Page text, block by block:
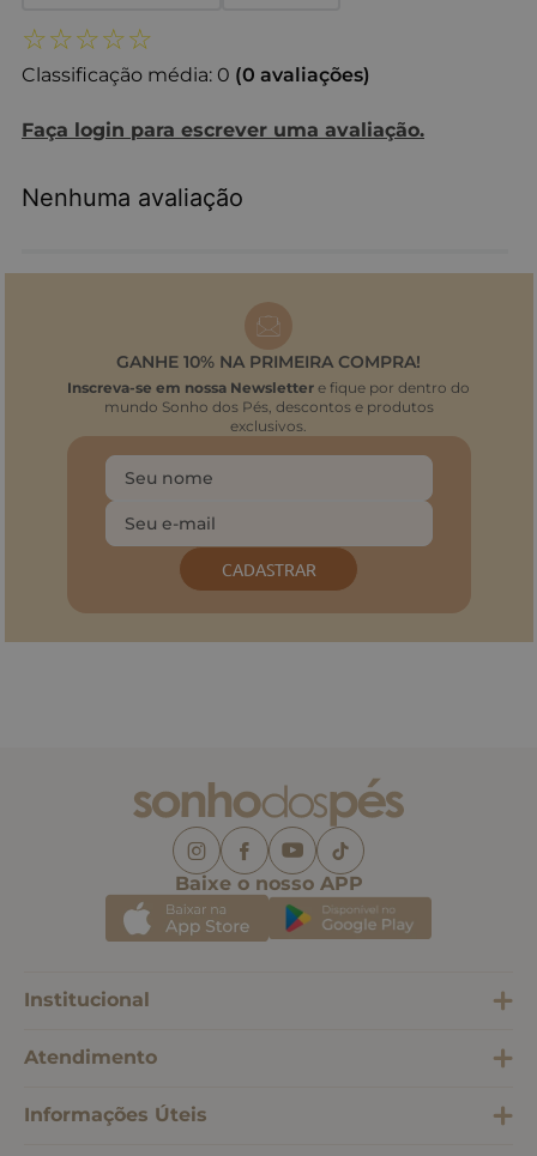
☆☆☆☆☆
Classificação média: 0 (0 avaliações)
Faça login para escrever uma avaliação.
Nenhuma avaliação
GANHE 10% NA PRIMEIRA COMPRA!
Inscreva-se em nossa Newsletter e fique por dentro do
mundo Sonho dos Pés, descontos e produtos
exclusivos.
CADASTRAR
Baixe o nosso APP
Institucional
Atendimento
Informações Úteis